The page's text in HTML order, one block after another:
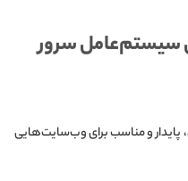
سیستم‌عامل سرور
پایدار و مناسب برای وب‌سایت‌هایی